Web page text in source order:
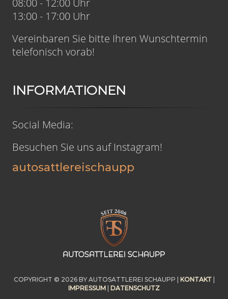
08:00 - 12:00 Uhr
13:00 - 17:00 Uhr
Vereinbaren Sie bitte Ihren Wunschtermin
telefonisch vorab!
INFORMATIONEN
Social Media:
Besuchen Sie uns auf Instagram!
autosattlereischaupp
COPYRIGHT © 2026 BY AUTOSATTLEREI SCHAUPP | KONTAKT|
IMPRESSUM
DATENSCHUTZ